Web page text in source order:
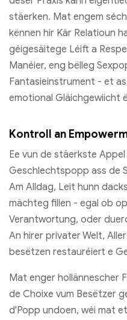
stäerken. Mat engem
kënnen hir Kär Relatioun
géigesäitege Léift a
Manéier, eng bëlleg
Fantasieinstrument - et
emotional Gläichgewiicht
Kontroll an
Ee vun de stäerkste
Geschlechtspopp ass de
Am Alldag, Leit hunn
mächteg fillen - egal ob
Verantwortung, oder
An hirer privater Welt,
besëtzen restauréiert e
Mat enger hollännescher
de Choixe vum Besëtzer
d'Popp undoen, wéi mat